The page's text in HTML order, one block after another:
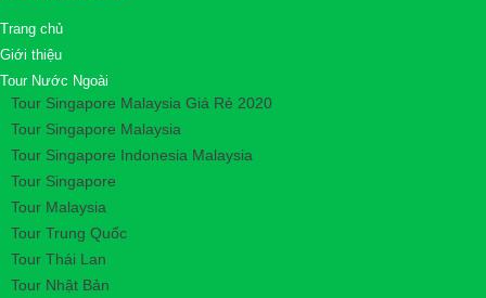
Trang chủ
Giới thiệu
Tour Nước Ngoài
Tour Singapore Malaysia Giá Rẻ 2020
Tour Singapore Malaysia
Tour Singapore Indonesia Malaysia
Tour Singapore
Tour Malaysia
Tour Trung Quốc
Tour Thái Lan
Tour Nhật Bản